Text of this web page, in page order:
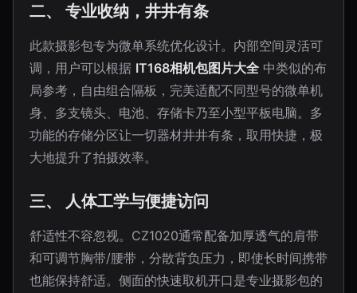
二、 专业收纳，井井有条
此款摄影包专为微单系统优化设计。内部空间灵活可
调，用户可以根据 IT168相机包图片大全 中类似的布
局参考，自由组合隔板，完美适配不同型号的微单机
身、多支镜头、电池、存储卡乃至小型平板电脑。多
功能的存储分区让一切器材井井有条，取用快捷，极
大地提升了拍摄效率。
三、 人体工学与便捷访问
舒适性不容忽视。CZ1020通常配备加厚透气的肩带
和可调节胸带/腰带，分散背负压力，即使长时间携带
也能保持舒适。侧面的快速取机开口是专业摄影包的